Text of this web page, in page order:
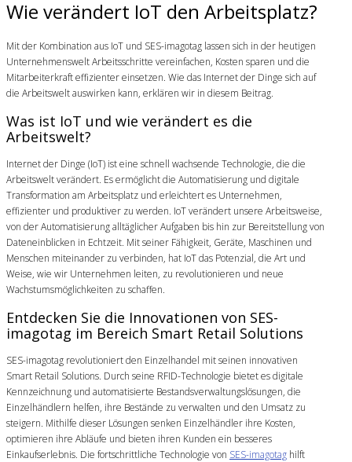
Wie verändert IoT den Arbeitsplatz?
Mit der Kombination aus IoT und SES-imagotag lassen sich in der heutigen
Unternehmenswelt Arbeitsschritte vereinfachen, Kosten sparen und die
Mitarbeiterkraft effizienter einsetzen. Wie das Internet der Dinge sich auf
die Arbeitswelt auswirken kann, erklären wir in diesem Beitrag.
Was ist IoT und wie verändert es die
Arbeitswelt?
Internet der Dinge (IoT) ist eine schnell wachsende Technologie, die die
Arbeitswelt verändert. Es ermöglicht die Automatisierung und digitale
Transformation am Arbeitsplatz und erleichtert es Unternehmen,
effizienter und produktiver zu werden. IoT verändert unsere Arbeitsweise,
von der Automatisierung alltäglicher Aufgaben bis hin zur Bereitstellung von
Dateneinblicken in Echtzeit. Mit seiner Fähigkeit, Geräte, Maschinen und
Menschen miteinander zu verbinden, hat IoT das Potenzial, die Art und
Weise, wie wir Unternehmen leiten, zu revolutionieren und neue
Wachstumsmöglichkeiten zu schaffen.
Entdecken Sie die Innovationen von SES-
imagotag im Bereich Smart Retail Solutions
SES-imagotag revolutioniert den Einzelhandel mit seinen innovativen
Smart Retail Solutions. Durch seine RFID-Technologie bietet es digitale
Kennzeichnung und automatisierte Bestandsverwaltungslösungen, die
Einzelhändlern helfen, ihre Bestände zu verwalten und den Umsatz zu
steigern. Mithilfe dieser Lösungen senken Einzelhändler ihre Kosten,
optimieren ihre Abläufe und bieten ihren Kunden ein besseres
Einkaufserlebnis. Die fortschrittliche Technologie von SES-imagotag hilft